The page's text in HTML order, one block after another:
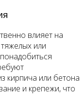
влияет на
или
кирпича или бетона
и крепежи, что